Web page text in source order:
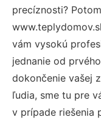
precíznosti?
vám vysokú
jednanie od
dokončenie vašej
ľudia, sme tu pre
v prípade riešenia